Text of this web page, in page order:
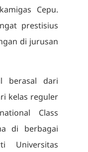
Cepu.
prestisius
di jurusan
berasal dari
kelas reguler
Class
di berbagai
Universitas